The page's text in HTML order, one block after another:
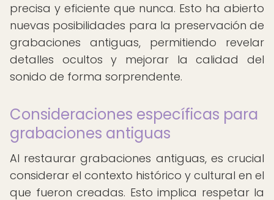
precisa y eficiente que nunca. Esto ha abierto
nuevas posibilidades para la preservación de
grabaciones antiguas, permitiendo revelar
detalles ocultos y mejorar la calidad del
sonido de forma sorprendente.
Consideraciones específicas para
grabaciones antiguas
Al restaurar grabaciones antiguas, es crucial
considerar el contexto histórico y cultural en el
que fueron creadas. Esto implica respetar la